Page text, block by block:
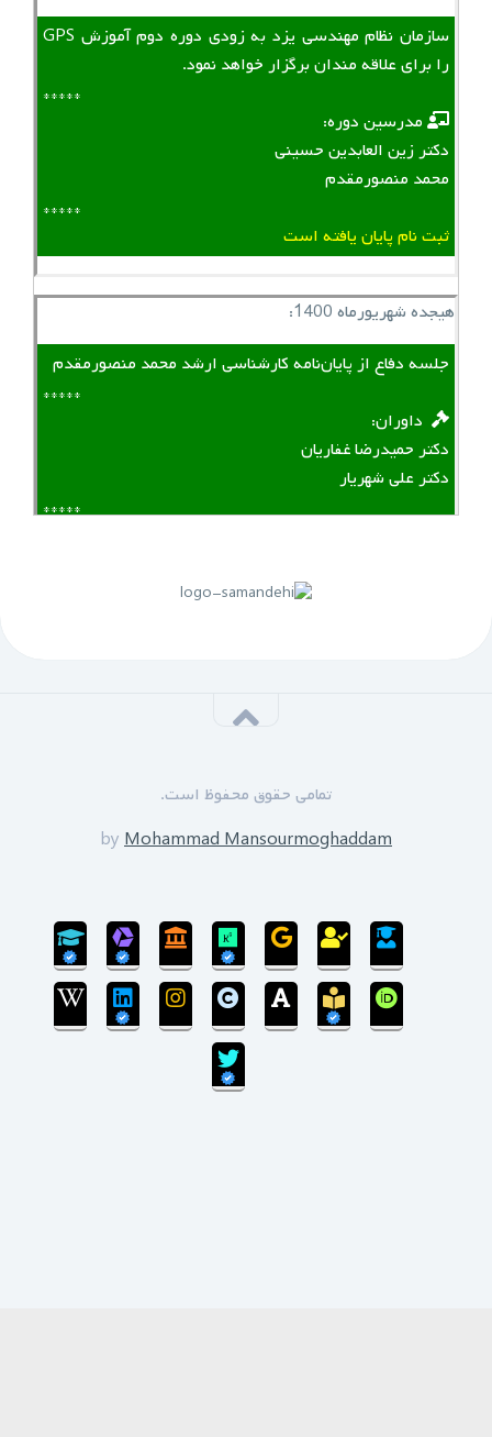
سازمان نظام مهندسی یزد به زودی دوره دوم آموزش GPS
را برای علاقه مندان برگزار خواهد نمود.
*****
‌ ‌ مدرسین دوره:
دکتر زین العابدین حسینی
محمد منصورمقدم
*****
ثبت نام پایان یافته است
هیجده شهریورماه 1400:
جلسه دفاع از پایان‌نامه کارشناسی ارشد محمد منصورمقدم
*****
‌ ‌ داوران:
دکتر حمیدرضا غفاریان
دکتر علی شهریار
*****
محمد منصورمقدم
سی‌ام‌ شهریورماه 1399:
بروزرسانی سایت پایان یافته است و سایت در مرحله
انتقال پایگاه داده می‌باشد.
تمامی حقوق محفوظ است.
by Mohammad Mansourmoghaddam